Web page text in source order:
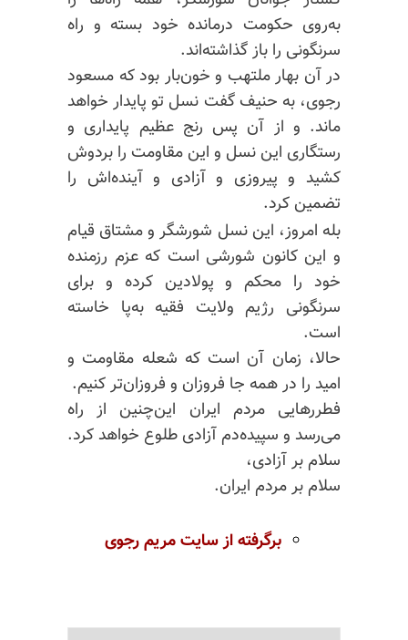
به‌روی حکومت درمانده خود بسته‌ و راه
سرنگونی را باز گذاشته‌اند.
در آن بهار ملتهب و خون‌بار بود که مسعود
رجوی، به حنیف گفت نسل تو پایدار خواهد
ماند. و از آن پس رنج عظیم پایداری و
رستگاری این نسل و این مقاومت را بردوش
کشید و پیروزی و آزادی و آینده‌اش را
تضمین کرد.
بله امروز، این نسل شورشگر و مشتاق قیام
و این کانون شورشی است که عزم رزمنده
خود را محکم و پولادین کرده و برای
سرنگونی رژیم ولایت فقیه به‌پا خاسته
است.
حالا، زمان آن است که شعله مقاومت و
امید را در همه جا فروزان‌ و فروزان‌تر کنیم.
فطررهایی مردم ایران این‌چنین از راه
می‌رسد و سپیده‌دم آزادی طلوع خواهد کرد.
سلام بر آزادی،
سلام بر مردم ایران.
برگرفته از سایت مریم رجوی